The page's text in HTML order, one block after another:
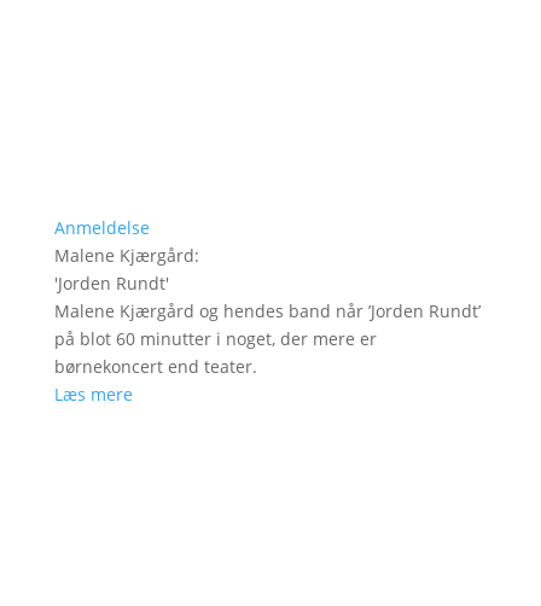
Anmeldelse
Malene Kjærgård:
'Jorden Rundt'
Malene Kjærgård og hendes band når ’Jorden Rundt’
på blot 60 minutter i noget, der mere er
børnekoncert end teater.
Læs mere